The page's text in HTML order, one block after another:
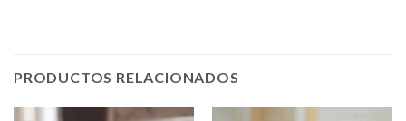
PRODUCTOS RELACIONADOS